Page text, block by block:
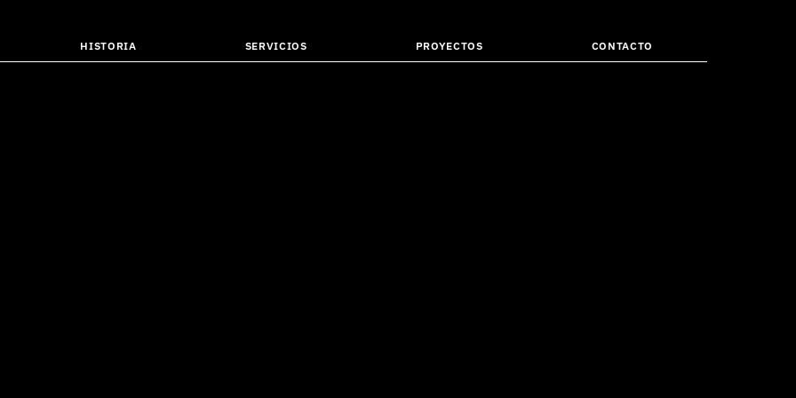
HISTORIA SERVICIOS PROYECTOS CONTACTO